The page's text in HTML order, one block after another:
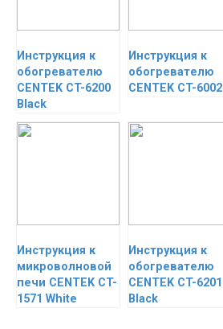
Инструкция к
обогревателю
CENTEK CT-6200
Black
Инструкция к
обогревателю
CENTEK CT-6002
Инструкция к
микроволновой
печи CENTEK CT-
1571 White
Инструкция к
обогревателю
CENTEK CT-6201
Black